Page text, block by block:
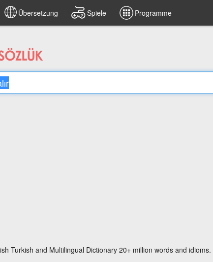
Übersetzung Spiele Programme
Turkish and Multilingual Dictionary 20+ million words and idioms.